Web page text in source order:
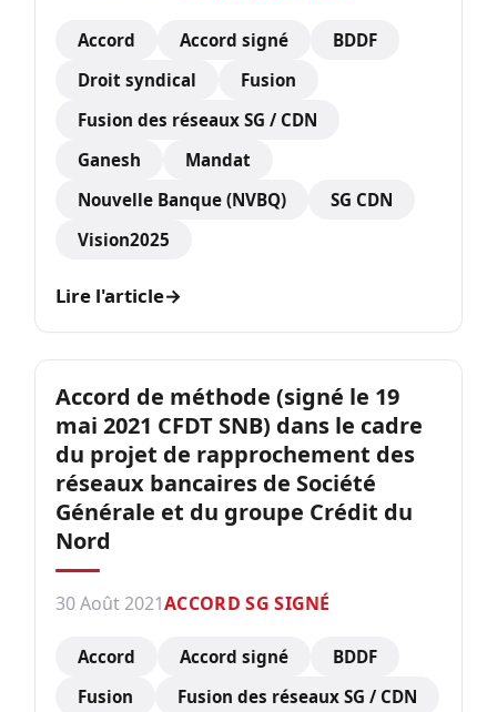
Accord Accord signé
BDDF
Droit syndical
Fusion
Fusion des réseaux SG / CDN
Ganesh
Mandat
Nouvelle Banque (NVBQ)
SG CDN
Vision2025
Lire l'article→
Accord de méthode (signé le 19
mai 2021 CFDT SNB) dans le cadre
du projet de rapprochement des
réseaux bancaires de Société
Générale et du groupe Crédit du
Nord
30 Août 2021ACCORD SG SIGNÉ
Accord Accord signé
BDDF
Fusion
Fusion des réseaux SG / CDN